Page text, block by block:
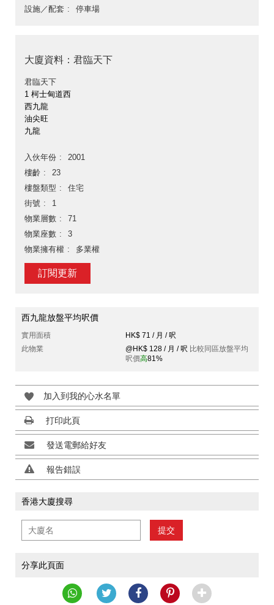
設施／配套
停車場
大廈資料：君臨天下
君臨天下
1 柯士甸道西
西九龍
油尖旺
九龍
入伙年份
2001
樓齡
23
樓盤類型
住宅
街號
1
物業層數
71
物業座數
3
物業擁有權
多業權
訂閱更新
西九龍放盤平均呎價
實用面積
HK$ 71 / 月 / 呎
此物業
@HK$ 128 / 月 / 呎 比較同區放盤平均
呎價高81%
加入到我的心水名單
打印此頁
發送電郵給好友
報告錯誤
香港大廈搜尋
提交
分享此頁面